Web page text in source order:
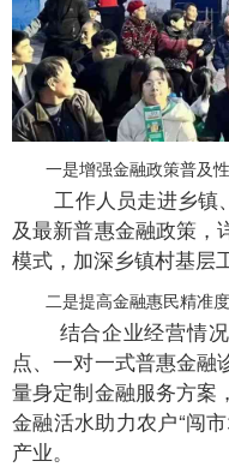
一是增强金融政策普及性
工作人员走进乡镇
及最新普惠金融政策，
模式，加深乡镇村基层
二是提高金融惠民精准度
结合企业经营情
点、一对一式普惠金融
量身定制金融服务方案
金融活水助力农户“闯
产业。